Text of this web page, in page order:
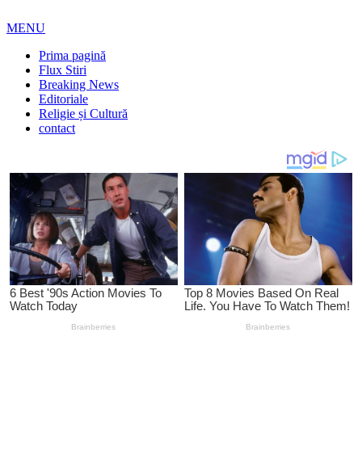
MENU
Prima pagină
Flux Stiri
Breaking News
Editoriale
Religie și Cultură
contact